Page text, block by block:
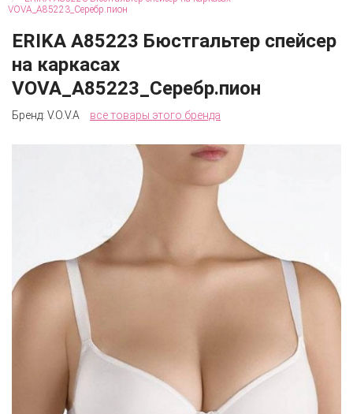
VOVA_A85223_Серебр.пион
ERIKA A85223 Бюстгальтер спейсер
на каркасах
VOVA_A85223_Серебр.пион
Бренд: V.O.V.A все товары этого бренда